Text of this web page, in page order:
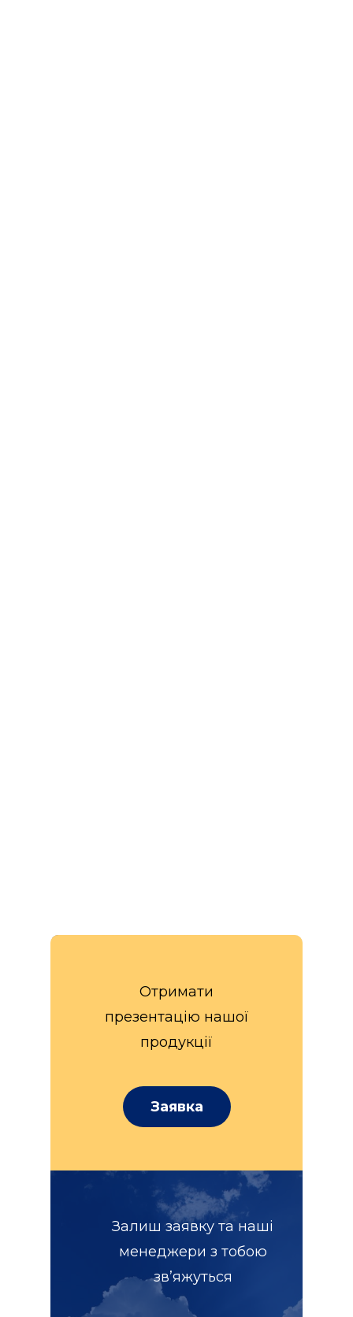
Отримати
презентацію нашої
продукції
Заявка
Залиш заявку та наші
менеджери з тобою
зв’яжуться